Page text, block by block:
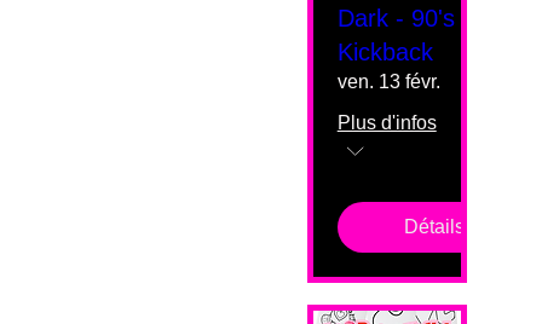
Dark - 90's
Kickback
ven. 13 févr.
Plus d'infos
Détails